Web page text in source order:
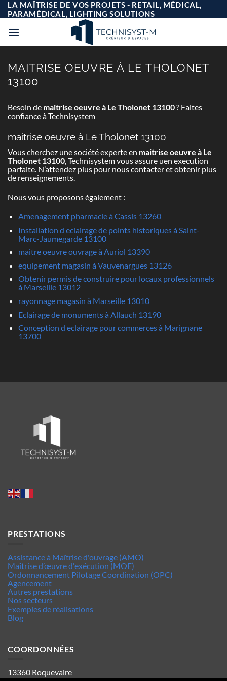
Passer
au
contenu
LA MAÎTRISE DE VOS PROJETS - RETAIL, MÉDICAL,
PARAMÉDICAL, LIGHTING SOLUTIONS
MAITRISE OEUVRE À LE THOLONET
13100
Besoin de maitrise oeuvre à Le Tholonet 13100? Faites
confiance à Technisystem
maitrise oeuvre à Le Tholonet 13100
Vous cherchez une société experte en maitrise oeuvre à Le
Tholonet 13100, Technisystem vous assure uen execution
parfaite. N’attendez plus pour nous contacter et obtenir plus
de renseignements.
Nous vous proposons également :
Amenagement pharmacie à Cassis 13260
Installation d eclairage de points historiques à Saint-
Marc-Jaumegarde 13100
maitre oeuvre ouvrage à Auriol 13390
equipement magasin à Vauvenargues 13126
Obtenir permis de construire pour locaux professionnels
à Marseille 13012
rayonnage magasin à Marseille 13010
Eclairage de monuments à Allauch 13190
Conception d eclairage pour commerces à Marignane
13700
PRESTATIONS
Assistance à Maîtrise d'ouvrage (AMO)
Maîtrise d’œuvre d'exécution (MOE)
Ordonnancement Pilotage Coordination (OPC)
Agencement
Autres prestations
Nos secteurs
Exemples de réalisations
Blog
COORDONNÉES
13360 Roquevaire